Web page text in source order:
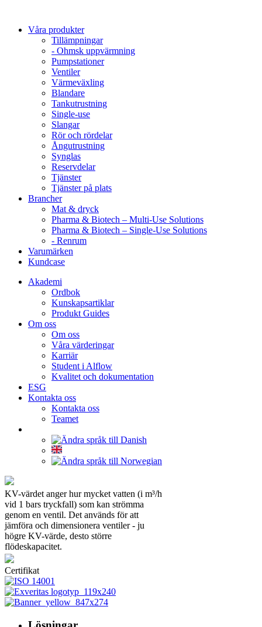
Våra produkter
Tillämpningar
- Ohmsk uppvärmning
Pumpstationer
Ventiler
Värmeväxling
Blandare
Tankutrustning
Single-use
Slangar
Rör och rördelar
Ångutrustning
Synglas
Reservdelar
Tjänster
Tjänster på plats
Brancher
Mat & dryck
Pharma & Biotech – Multi-Use Solutions
Pharma & Biotech – Single-Use Solutions
- Renrum
Varumärken
Kundcase
Akademi
Ordbok
Kunskapsartiklar
Produkt Guides
Om oss
Om oss
Våra värderingar
Karriär
Student i Alflow
Kvalitet och dokumentation
ESG
Kontakta oss
Kontakta oss
Teamet
KV-värdet anger hur mycket vatten (i m³/h
vid 1 bars tryckfall) som kan strömma
genom en ventil. Det används för att
jämföra och dimensionera ventiler - ju
högre KV-värde, desto större
flödeskapacitet.
Certifikat